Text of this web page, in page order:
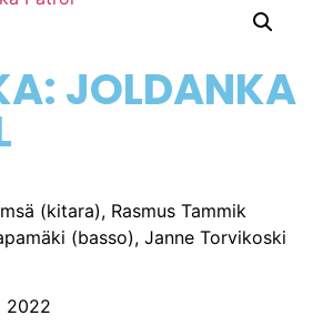
JOLDANKA
(kitara), Rasmus Tammik
(basso), Janne Torvikoski
2022